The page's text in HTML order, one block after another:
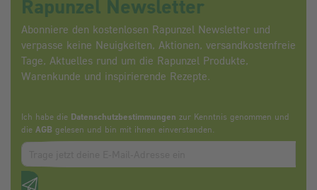
Rapunzel Newsletter
Abonniere den kostenlosen Rapunzel Newsletter und
verpasse keine Neuigkeiten, Aktionen, versandkostenfreie
Tage, Aktuelles rund um die Rapunzel Produkte,
Warenkunde und inspirierende Rezepte.
Ich habe die Datenschutzbestimmungen zur Kenntnis genommen und
die AGB gelesen und bin mit ihnen einverstanden.
Zum abbonieren des Newsletters, bitte E-Mail Adresse